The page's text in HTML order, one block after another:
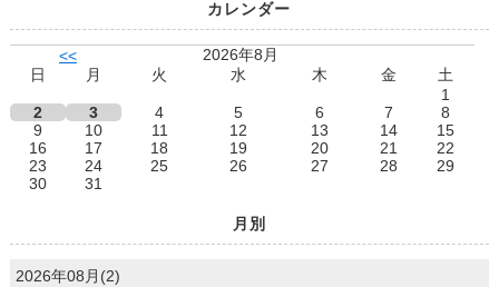
カレンダー
<<
2026年8月
日
月 火 水 木 金
土
1
2
3 4 5 6 7
8
9
10 11 12 13 14
15
16
17 18 19 20 21
22
23
24 25 26 27 28
29
30
31
月別
2026年08月(2)